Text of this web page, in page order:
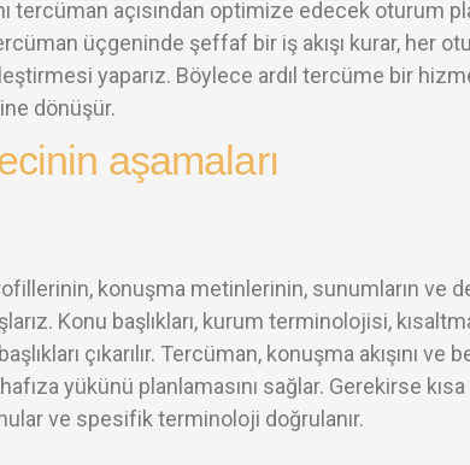
tercüman açısından optimize edecek oturum
üçgeninde şeffaf bir iş akışı kurar, her
yaparız. Böylece ardıl tercüme bir
dönüşür.
aşamaları
konuşma metinlerinin, sunumların ve
Konu başlıkları, kurum terminolojisi,
çıkarılır. Tercüman, konuşma akışını ve
yükünü planlamasını sağlar. Gerekirse
ve spesifik terminoloji doğrulanır.